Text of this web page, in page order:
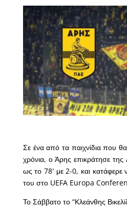
Σε ένα από τα παιχνίδια που
χρόνια, ο Άρης επικράτησε
ως το 78′ με 2-0, και κατάφερε
του στο UEFA Europa
Το Σάββατο το “Κλεάνθης